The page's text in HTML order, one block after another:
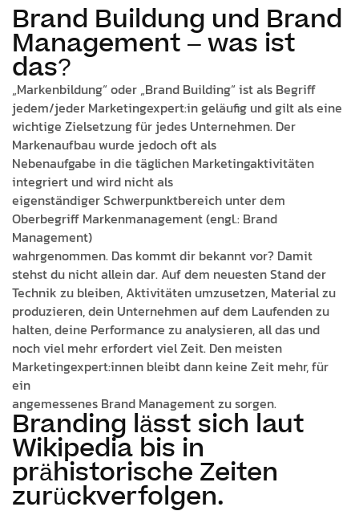
Brand Buildung und Brand
Management – was ist
das?
„Markenbildung“ oder „Brand Building“ ist als Begriff
jedem/jeder Marketingexpert:in geläufig und gilt als eine
wichtige Zielsetzung für jedes Unternehmen. Der
Markenaufbau wurde jedoch oft als
Nebenaufgabe in die täglichen Marketingaktivitäten
integriert und wird nicht als
eigenständiger Schwerpunktbereich unter dem
Oberbegriff Markenmanagement (engl.: Brand
Management)
wahrgenommen. Das kommt dir bekannt vor? Damit
stehst du nicht allein dar. Auf dem neuesten Stand der
Technik zu bleiben, Aktivitäten umzusetzen, Material zu
produzieren, dein Unternehmen auf dem Laufenden zu
halten, deine Performance zu analysieren, all das und
noch viel mehr erfordert viel Zeit. Den meisten
Marketingexpert:innen bleibt dann keine Zeit mehr, für
ein
angemessenes Brand Management zu sorgen.
Branding lässt sich laut
Wikipedia bis in
prähistorische Zeiten
zurückverfolgen.